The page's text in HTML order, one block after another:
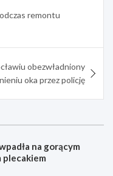
remontu
obezwładniony
oka przez policję
na gorącym
plecakiem